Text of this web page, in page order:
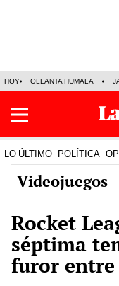
HOY OLLANTA HUMALA
LO ÚLTIMO POLÍTICA
Videojuegos
Rocket
séptima
furor entre